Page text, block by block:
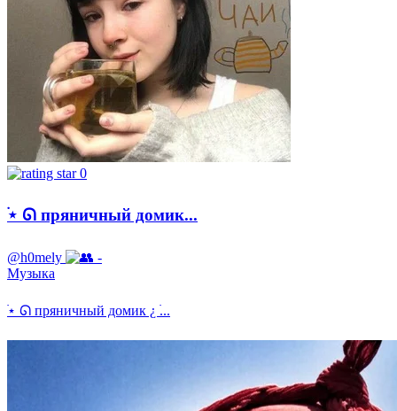
0
࣪⋆ ᘏ пряничный домик...
@h0mely
-
Музыка
࣪⋆ ᘏ пряничный домик ¿ ࣪...